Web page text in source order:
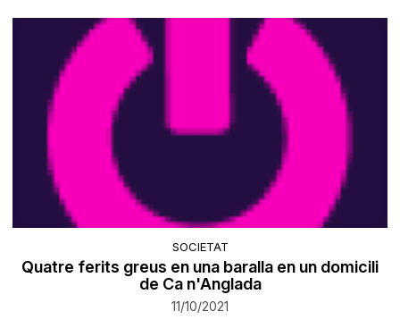
SOCIETAT
Quatre ferits greus en una baralla en un domicili
de Ca n'Anglada
11/10/2021